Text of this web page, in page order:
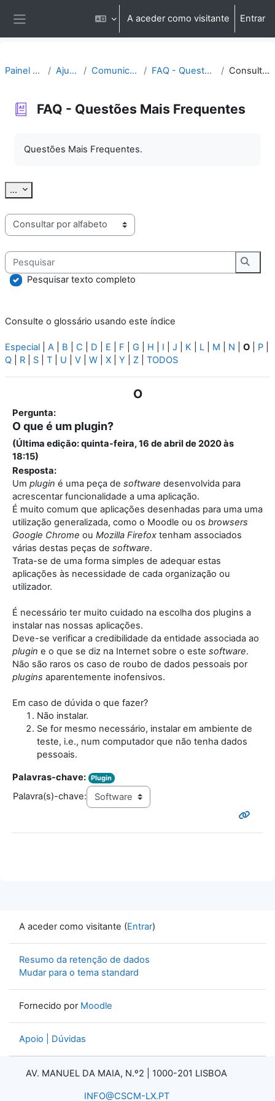
A aceder como visitante Entrar
Painel do utilizador Ajuda | Apoio Comunicação | Questões FAQ - Questões Mais Frequentes Consultar por alfabeto
FAQ - Questões Mais Frequentes
Questões Mais Frequentes.
... Exportar termos
Consulte o glossário usando este índice
Pesquisar
Pesquisar texto completo
Consulte o glossário usando este índice
Especial A B C D E F G H I J K L M N O P
Q
R S T U V W X Y Z TODOS
O
Pergunta:
O que é um plugin?
(Última edição: quinta-feira, 16 de abril de 2020 às
18:15)
Resposta:
Um plugin é uma peça de software desenvolvida para
acrescentar funcionalidade a uma aplicação.
É muito comum que aplicações desenhadas para uma uma
utilização generalizada, como o Moodle ou os browsers
Google Chrome ou Mozilla Firefox tenham associados
várias destas peças de software.
Trata-se de uma forma simples de adequar estas
aplicações às necessidade de cada organização ou
utilizador.
É necessário ter muito cuidado na escolha dos plugins a
instalar nas nossas aplicações.
Deve-se verificar a credibilidade da entidade associada ao
plugin e o que se diz na Internet sobre o este software.
Não são raros os caso de roubo de dados pessoais por
plugins aparentemente inofensivos.
Em caso de dúvida o que fazer?
Não instalar.
Se for mesmo necessário, instalar em ambiente de
teste, i.e., num computador que não tenha dados
pessoais.
Palavras-chave: Plugin
Palavra(s)-chave:
A aceder como visitante (Entrar)
Resumo da retenção de dados
Mudar para o tema standard
Fornecido por Moodle
Apoio | Dúvidas
AV. MANUEL DA MAIA, N.º2 | 1000-201 LISBOA
INFO@CSCM-LX.PT